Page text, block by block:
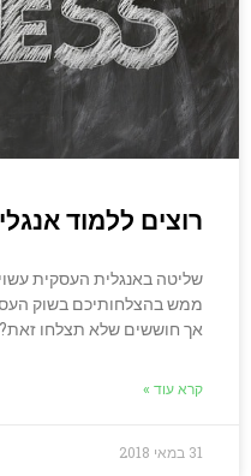
רוצים ללמוד
שליטה באנגלית העסקית
ממש בהצלחותיכם בשוק
אך חוששים שלא תצלחו זאת?
קרא עוד »
31 במאי 2018